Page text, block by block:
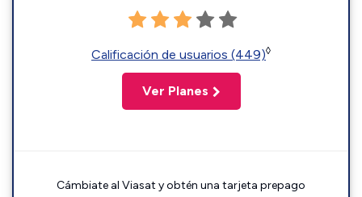
Calificación de usuarios (449)◊
Ver Planes
Cámbiate al Viasat y obtén una tarjeta prepago